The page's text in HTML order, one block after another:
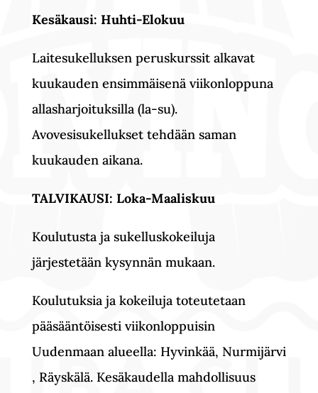
Kesäkausi: Huhti-Elokuu
Laitesukelluksen peruskurssit alkavat
kuukauden ensimmäisenä viikonloppuna
allasharjoituksilla (la-su).
Avovesisukellukset tehdään saman
kuukauden aikana.
TALVIKAUSI: Loka-Maaliskuu
Koulutusta ja sukelluskokeiluja
järjestetään kysynnän mukaan.
Koulutuksia ja kokeiluja toteutetaan
pääsääntöisesti viikonloppuisin
Uudenmaan alueella: Hyvinkää, Nurmijärvi
, Räyskälä. Kesäkaudella mahdollisuus